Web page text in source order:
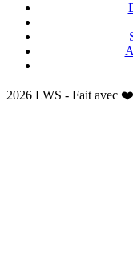
2026 LWS - Fait avec